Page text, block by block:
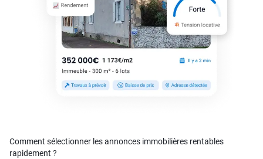
Comment sélectionner les annonces immobilières rentables
rapidement ?